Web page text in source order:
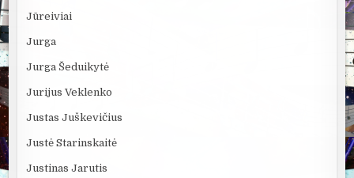
Jūreiviai
Jurga
Jurga Šeduikytė
Jurijus Veklenko
Justas Juškevičius
Justė Starinskaitė
Justinas Jarutis